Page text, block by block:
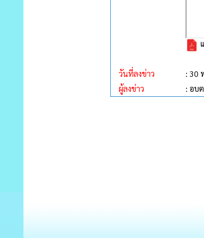
วันที่ลงข่าว
: 30
ผู้ลงข่าว
: อบ